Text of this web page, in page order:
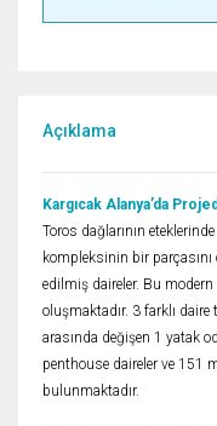
Açıklama
Kargıcak Alanya’da
Toros dağlarının
kompleksinin bir parçasını
edilmiş daireler. Bu
oluşmaktadır. 3 farklı
arasında değişen 1 yatak
penthouse daireler ve 151
bulunmaktadır.